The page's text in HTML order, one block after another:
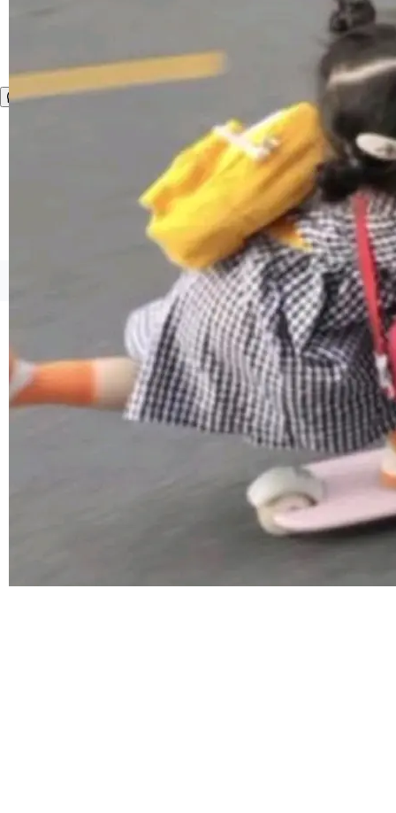
整性保护。效果是：吞吐量提升 41%，每 token
成本降低 30%，精度不变。 FP8 省的不仅是显
存 KV cache 是推理时最吃显...
让语音识别不再只是听清，而是真正听懂。通过
先理解你的语境和意图，再把准确的文字直接给
到你。从“逐字转写、单点优化”演进为“理解语
境、兼容场景、一键直出”。 Hy ASR 3.0 previe
w 不要求标准普通话，方言识别覆盖粤语、吴语
等 10 大方言片区和 20 余个二级小片区。在开
源评测集中，Hy ASR 3.0 preview 在多语种的
©OSCHINA(OSChina.NET) 京ICP备2025119063号